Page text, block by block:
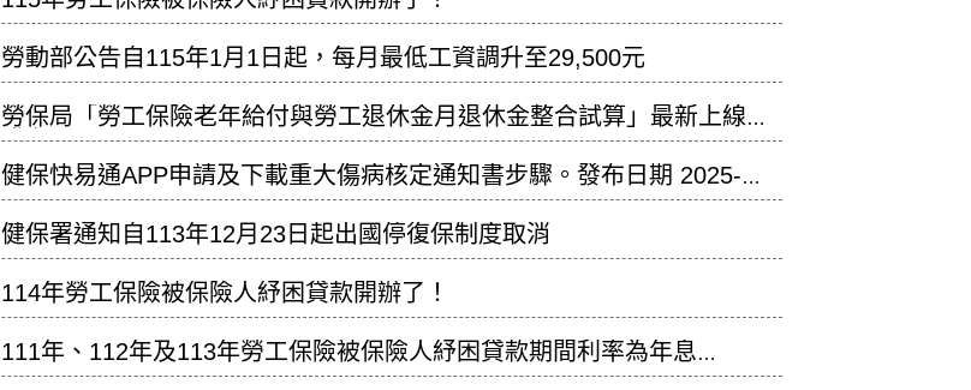
勞動部公告自115年1月1日起，每月最低工資調升至29,500元
勞保局「勞工保險老年給付與勞工退休金月退休金整合試算」最新上線。
發布日期：2025-09-30
健保快易通APP申請及下載重大傷病核定通知書步驟。發布日期 2025-
08-06
健保署通知自113年12月23日起出國停復保制度取消
114年勞工保險被保險人紓困貸款開辦了！
111年、112年及113年勞工保險被保險人紓困貸款期間利率為年息
2.165％